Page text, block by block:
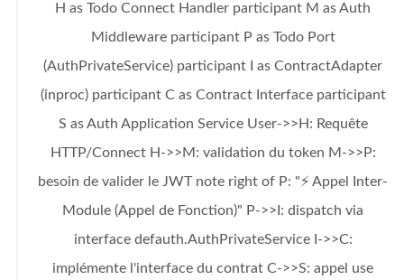
H as Todo Connect Handler participant M as Auth
Middleware participant P as Todo Port
(AuthPrivateService) participant I as ContractAdapter
(inproc) participant C as Contract Interface participant
S as Auth Application Service User->>H: Requête
HTTP/Connect H->>M: validation du token M->>P:
besoin de valider le JWT note right of P: "⚡ Appel Inter-
Module (Appel de Fonction)" P->>I: dispatch via
interface defauth.AuthPrivateService I->>C:
implémente l'interface du contrat C->>S: appel use